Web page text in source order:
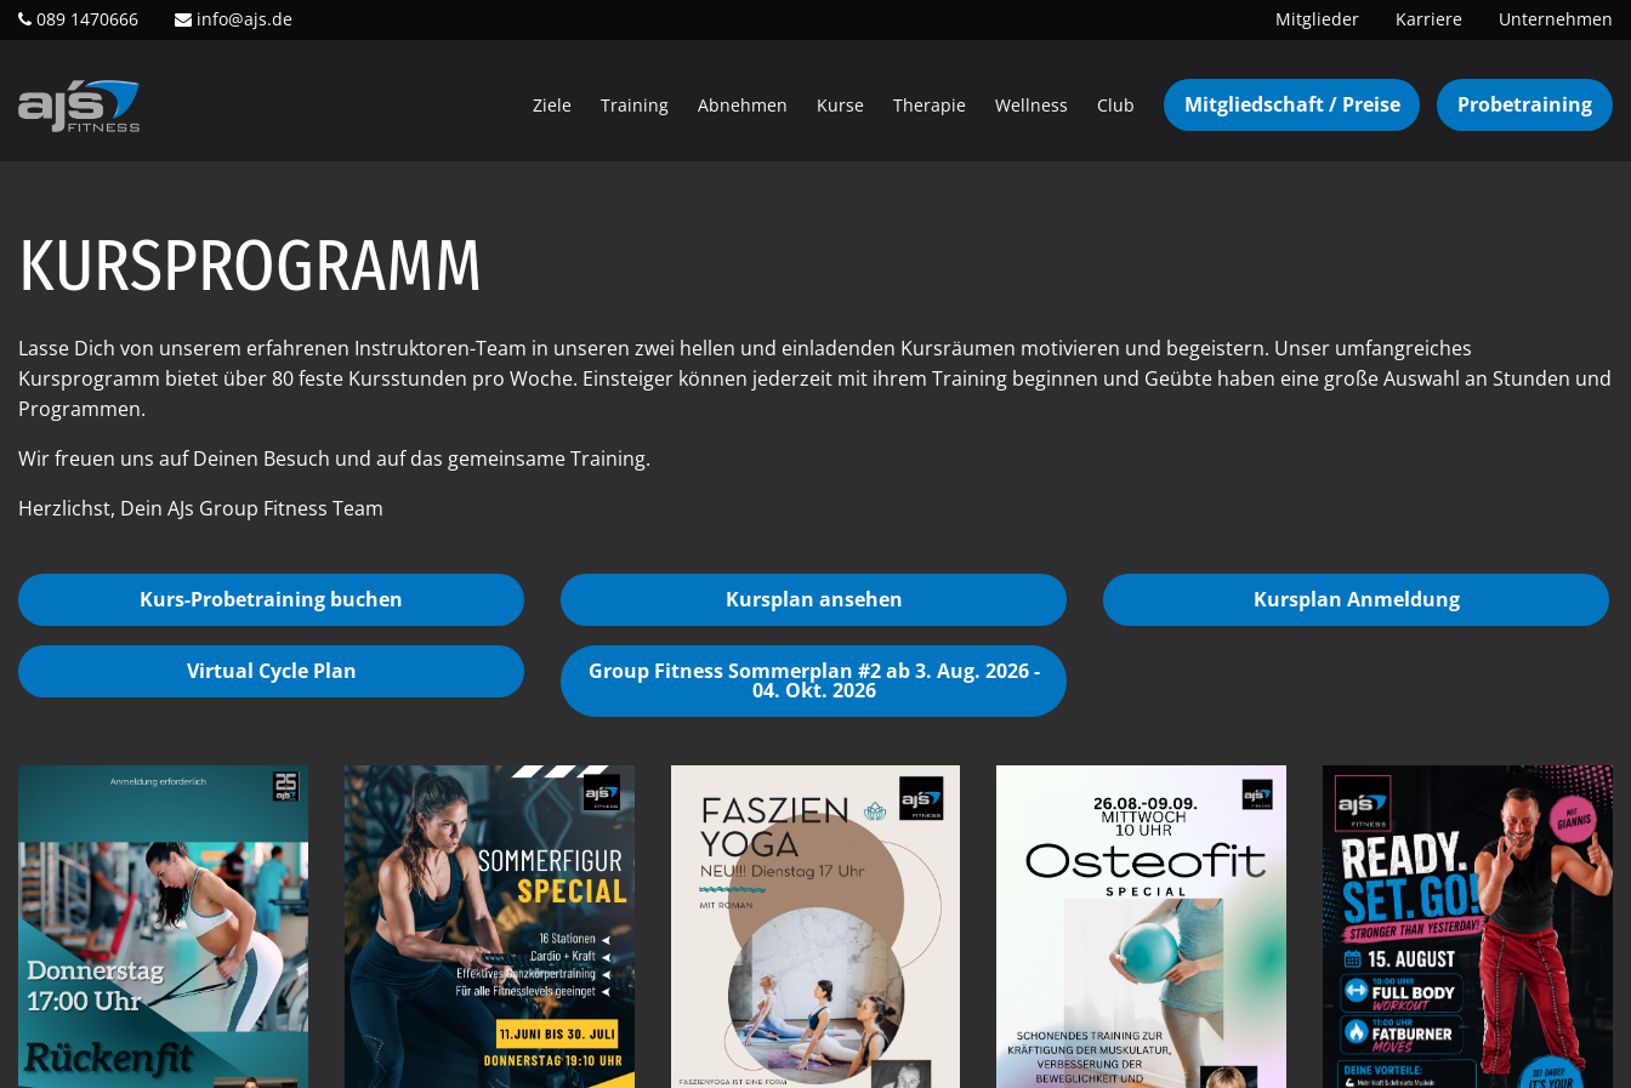
089 1470666 info@ajs.de Mitglieder Karriere Unternehmen
Ziele Training Abnehmen Kurse Therapie Wellness Club Mitgliedschaft / Preise Probetraining
KURSPROGRAMM
Lasse Dich von unserem erfahrenen Instruktoren-Team in unseren zwei hellen und einladenden Kursräumen motivieren und begeistern. Unser umfangreiches
Kursprogramm bietet über 80 feste Kursstunden pro Woche. Einsteiger können jederzeit mit ihrem Training beginnen und Geübte haben eine große Auswahl an Stunden und
Programmen.
Wir freuen uns auf Deinen Besuch und auf das gemeinsame Training.
Herzlichst, Dein AJs Group Fitness Team
Kurs-Probetraining buchen Kursplan ansehen Kursplan Anmeldung
Virtual Cycle Plan Group Fitness Sommerplan #2 ab 3. Aug. 2026 -
04. Okt. 2026